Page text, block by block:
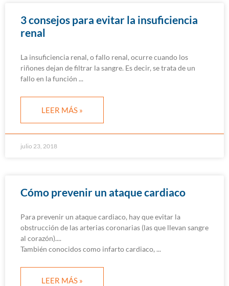
3 consejos para evitar la insuficiencia
renal
La insuficiencia renal, o fallo renal, ocurre cuando los
riñones dejan de filtrar la sangre. Es decir, se trata de un
fallo en la función
LEER MÁS »
julio 23, 2018
Cómo prevenir un ataque cardiaco
Para prevenir un ataque cardiaco, hay que evitar la
obstrucción de las arterias coronarias (las que llevan sangre
al corazón).
También conocidos como infarto cardiaco,
LEER MÁS »